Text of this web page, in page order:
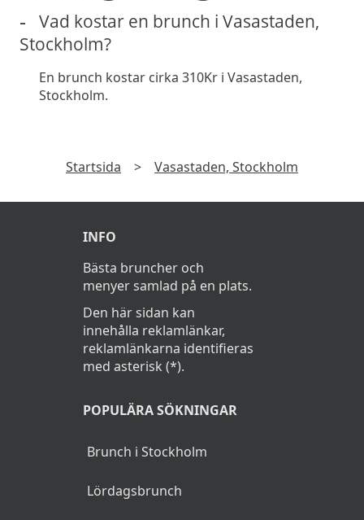
Vad kostar en brunch i Vasastaden,
Stockholm?
En brunch kostar cirka 310Kr i Vasastaden,
Stockholm.
Startsida > Vasastaden, Stockholm
INFO
Bästa bruncher och
menyer samlad på en plats.
Den här sidan kan
innehålla reklamlänkar,
reklamlänkarna identifieras
med asterisk (*).
POPULÄRA SÖKNINGAR
Brunch i Stockholm
Lördagsbrunch